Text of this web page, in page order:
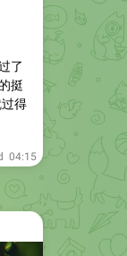
了
挺
得
04:15